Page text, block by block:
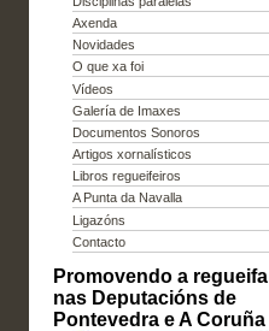
Axenda
Novidades
O que xa foi
Vídeos
Galería de Imaxes
Documentos Sonoros
Artigos xornalísticos
Libros regueifeiros
A Punta da Navalla
Ligazóns
Contacto
Promovendo a regueifa
nas Deputacións de
Pontevedra e A Coruña